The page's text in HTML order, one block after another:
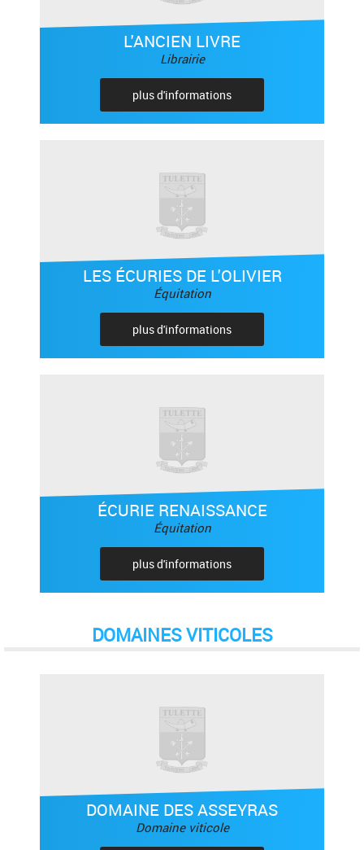
L'ANCIEN LIVRE
Librairie
plus d'informations
LES ÉCURIES DE L'OLIVIER
Équitation
plus d'informations
ÉCURIE RENAISSANCE
Équitation
plus d'informations
DOMAINES VITICOLES
DOMAINE DES ASSEYRAS
Domaine viticole